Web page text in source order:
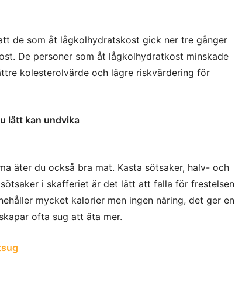
de som åt lågkolhydratskost gick ner tre gånger
De personer som åt lågkolhydratkost minskade
kolesterolvärde och lägre riskvärdering för
lätt kan undvika
äter du också bra mat. Kasta sötsaker, halv- och
i skafferiet är det lätt att falla för frestelsen
mycket kalorier men ingen näring, det ger en
ofta sug att äta mer.